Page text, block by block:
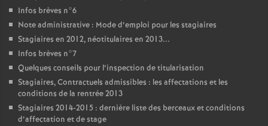
Infos brèves n°6
Note administrative : Mode d’emploi pour les stagiaires
Stagiaires en 2012, néotitulaires en 2013...
Infos brèves n°7
Quelques conseils pour l’inspection de titularisation
Stagiaires, Contractuels admissibles : les affectations et les
conditions de la rentrée 2013
Stagiaires 2014-2015 : dernière liste des berceaux et conditions
d’affectation et de stage